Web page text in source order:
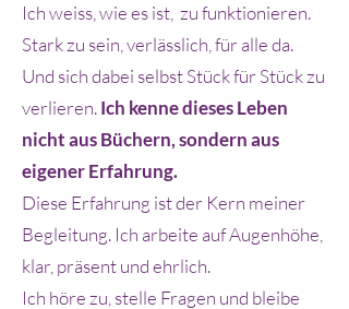
Ich weiss, wie es ist, zu funktionieren.
Stark zu sein, verlässlich, für alle da.
Und sich dabei selbst Stück für Stück zu
verlieren.Ich kenne dieses Leben
nicht aus Büchern, sondern aus
eigener Erfahrung.
Diese Erfahrung ist der Kern meiner
Begleitung. Ich arbeite auf Augenhöhe,
klar, präsent und ehrlich.
Ich höre zu, stelle Fragen und bleibe